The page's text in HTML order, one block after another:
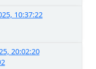
10:37:22
20:02:20